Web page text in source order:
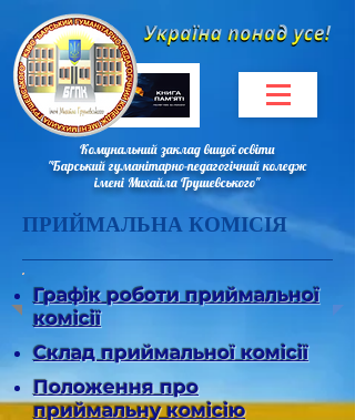
Комунальний заклад вищої освіти
"Барський гуманітарно-педагогічний коледж
імені Михайла Грушевського"
ПРИЙМАЛЬНА КОМІСІЯ
Графік роботи приймальної
комісії
Склад приймальної комісії
Положення про
приймальну комісію